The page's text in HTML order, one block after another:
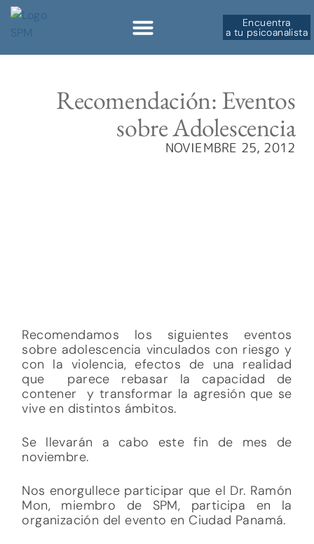
Encuentra
a tu psicoanalista
Recomendación: Eventos
sobre Adolescencia
NOVIEMBRE 25, 2012
Recomendamos los siguientes eventos
sobre adolescencia vinculados con riesgo y
con la violencia, efectos de una realidad
que parece rebasar la capacidad de
contener y transformar la agresión que se
vive en distintos ámbitos.
Se llevarán a cabo este fin de mes de
noviembre.
Nos enorgullece participar que el Dr. Ramón
Mon, miembro de SPM, participa en la
organización del evento en Ciudad Panamá.